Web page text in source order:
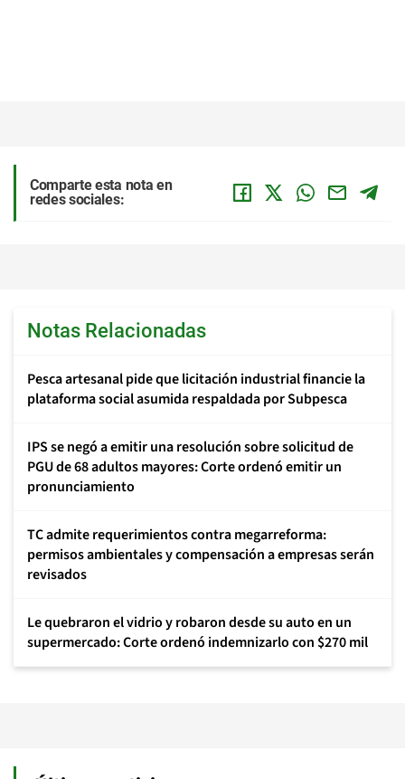
Comparte esta nota en
redes sociales:
Notas Relacionadas
Pesca artesanal pide que licitación industrial financie la
plataforma social asumida respaldada por Subpesca
IPS se negó a emitir una resolución sobre solicitud de
PGU de 68 adultos mayores: Corte ordenó emitir un
pronunciamiento
TC admite requerimientos contra megarreforma:
permisos ambientales y compensación a empresas serán
revisados
Le quebraron el vidrio y robaron desde su auto en un
supermercado: Corte ordenó indemnizarlo con $270 mil